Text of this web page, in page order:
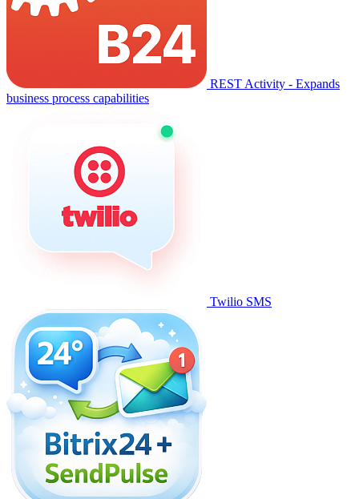
REST Activity - Expands
business process capabilities
Twilio SMS